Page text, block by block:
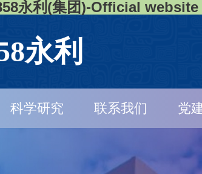
永利(集团)-Official website
永利
科学研究 联系我们 党